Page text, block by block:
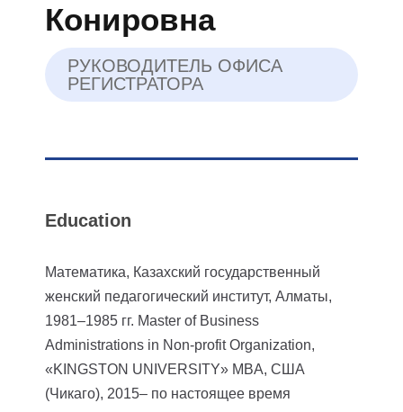
Конировна
РУКОВОДИТЕЛЬ ОФИСА
РЕГИСТРАТОРА
Education
Математика, Казахский государственный
женский педагогический институт, Алматы,
1981–1985 гг. Master of Business
Administrations in Non-profit Organization,
«KINGSTON UNIVERSITY» MBA, США
(Чикаго), 2015– по настоящее время